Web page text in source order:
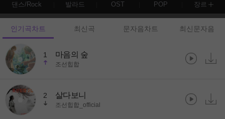
댄스/Rock 발라드 OST POP 장르
인기곡차트 최신곡 문자음차트 최신문자음
1 마음의 숲
조선힙합
2 살다보니
조선힙합_official